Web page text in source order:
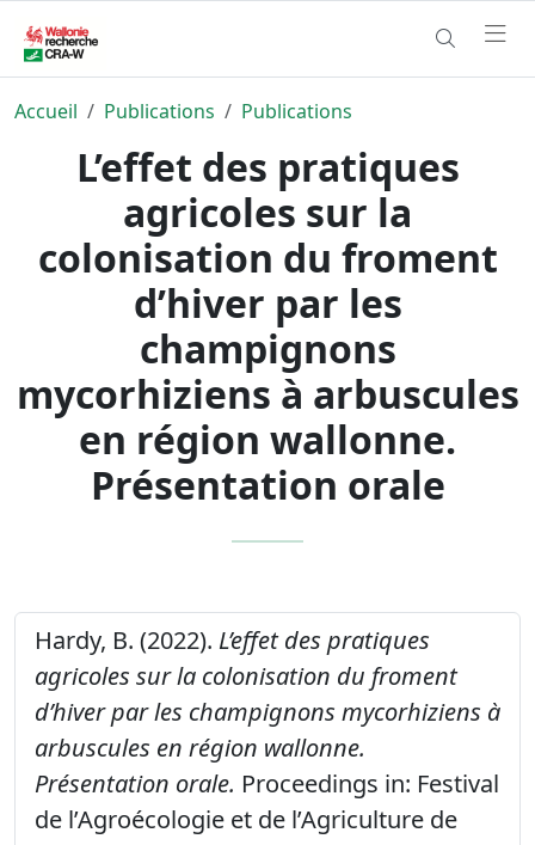
Accueil Publications Publications
L’effet des pratiques
agricoles sur la
colonisation du froment
d’hiver par les
champignons
mycorhiziens à arbuscules
en région wallonne.
Présentation orale
Hardy, B. (2022). L’effet des pratiques
agricoles sur la colonisation du froment
d’hiver par les champignons mycorhiziens à
arbuscules en région wallonne.
Présentation orale. Proceedings in: Festival
de l’Agroécologie et de l’Agriculture de